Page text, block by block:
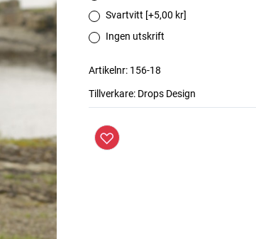
Svartvitt [+5,00 kr]
Ingen utskrift
Artikelnr: 156-18
Tillverkare: Drops Design